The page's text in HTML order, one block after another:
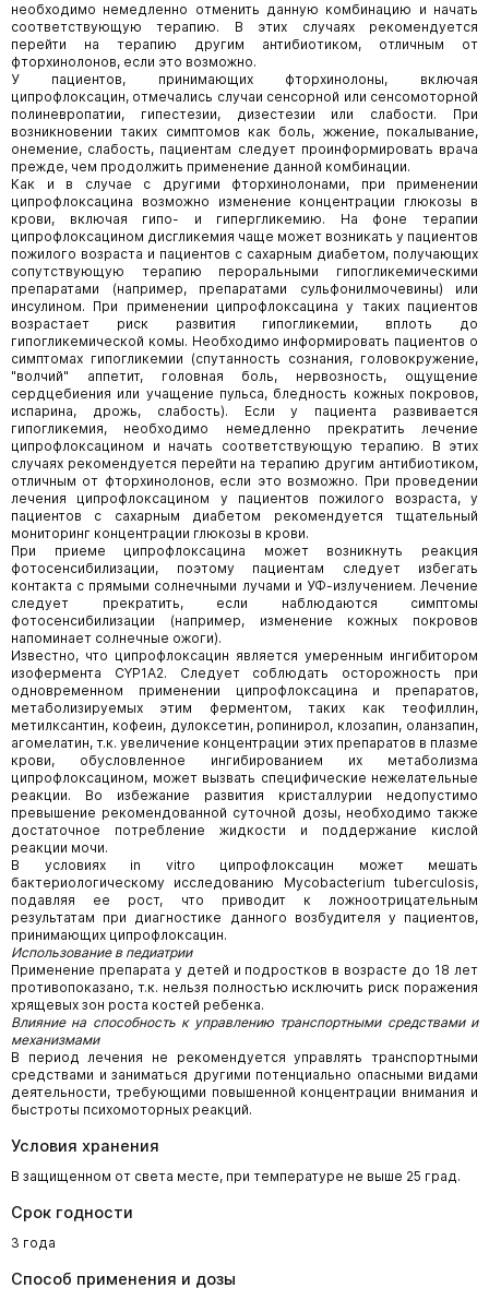
необходимо немедленно отменить данную комбинацию и начать
соответствующую терапию. В этих случаях рекомендуется
перейти на терапию другим антибиотиком, отличным от
фторхинолонов, если это возможно.
У пациентов, принимающих фторхинолоны, включая
ципрофлоксацин, отмечались случаи сенсорной или сенсомоторной
полиневропатии, гипестезии, дизестезии или слабости. При
возникновении таких симптомов как боль, жжение, покалывание,
онемение, слабость, пациентам следует проинформировать врача
прежде, чем продолжить применение данной комбинации.
Как и в случае с другими фторхинолонами, при применении
ципрофлоксацина возможно изменение концентрации глюкозы в
крови, включая гипо- и гипергликемию. На фоне терапии
ципрофлоксацином дисгликемия чаще может возникать у пациентов
пожилого возраста и пациентов с сахарным диабетом, получающих
сопутствующую терапию пероральными гипогликемическими
препаратами (например, препаратами сульфонилмочевины) или
инсулином. При применении ципрофлоксацина у таких пациентов
возрастает риск развития гипогликемии, вплоть до
гипогликемической комы. Необходимо информировать пациентов о
симптомах гипогликемии (спутанность сознания, головокружение,
"волчий" аппетит, головная боль, нервозность, ощущение
сердцебиения или учащение пульса, бледность кожных покровов,
испарина, дрожь, слабость). Если у пациента развивается
гипогликемия, необходимо немедленно прекратить лечение
ципрофлоксацином и начать соответствующую терапию. В этих
случаях рекомендуется перейти на терапию другим антибиотиком,
отличным от фторхинолонов, если это возможно. При проведении
лечения ципрофлоксацином у пациентов пожилого возраста, у
пациентов с сахарным диабетом рекомендуется тщательный
мониторинг концентрации глюкозы в крови.
При приеме ципрофлоксацина может возникнуть реакция
фотосенсибилизации, поэтому пациентам следует избегать
контакта с прямыми солнечными лучами и УФ-излучением. Лечение
следует прекратить, если наблюдаются симптомы
фотосенсибилизации (например, изменение кожных покровов
напоминает солнечные ожоги).
Известно, что ципрофлоксацин является умеренным ингибитором
изофермента CYP1А2. Следует соблюдать осторожность при
одновременном применении ципрофлоксацина и препаратов,
метаболизируемых этим ферментом, таких как теофиллин,
метилксантин, кофеин, дулоксетин, ропинирол, клозапин, оланзапин,
агомелатин, т.к. увеличение концентрации этих препаратов в плазме
крови, обусловленное ингибированием их метаболизма
ципрофлоксацином, может вызвать специфические нежелательные
реакции. Во избежание развития кристаллурии недопустимо
превышение рекомендованной суточной дозы, необходимо также
достаточное потребление жидкости и поддержание кислой
реакции мочи.
В условиях in vitro ципрофлоксацин может мешать
бактериологическому исследованию Mycobacterium tuberculosis,
подавляя ее рост, что приводит к ложноотрицательным
результатам при диагностике данного возбудителя у пациентов,
принимающих ципрофлоксацин.
Использование в педиатрии
Применение препарата у детей и подростков в возрасте до 18 лет
противопоказано, т.к. нельзя полностью исключить риск поражения
хрящевых зон роста костей ребенка.
Влияние на способность к управлению транспортными средствами и
механизмами
В период лечения не рекомендуется управлять транспортными
средствами и заниматься другими потенциально опасными видами
деятельности, требующими повышенной концентрации внимания и
быстроты психомоторных реакций.
Условия хранения
В защищенном от света месте, при температуре не выше 25 град.
Срок годности
3 года
Способ применения и дозы